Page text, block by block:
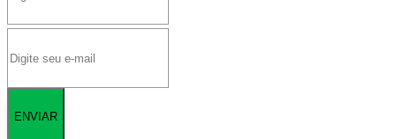
ENVIAR